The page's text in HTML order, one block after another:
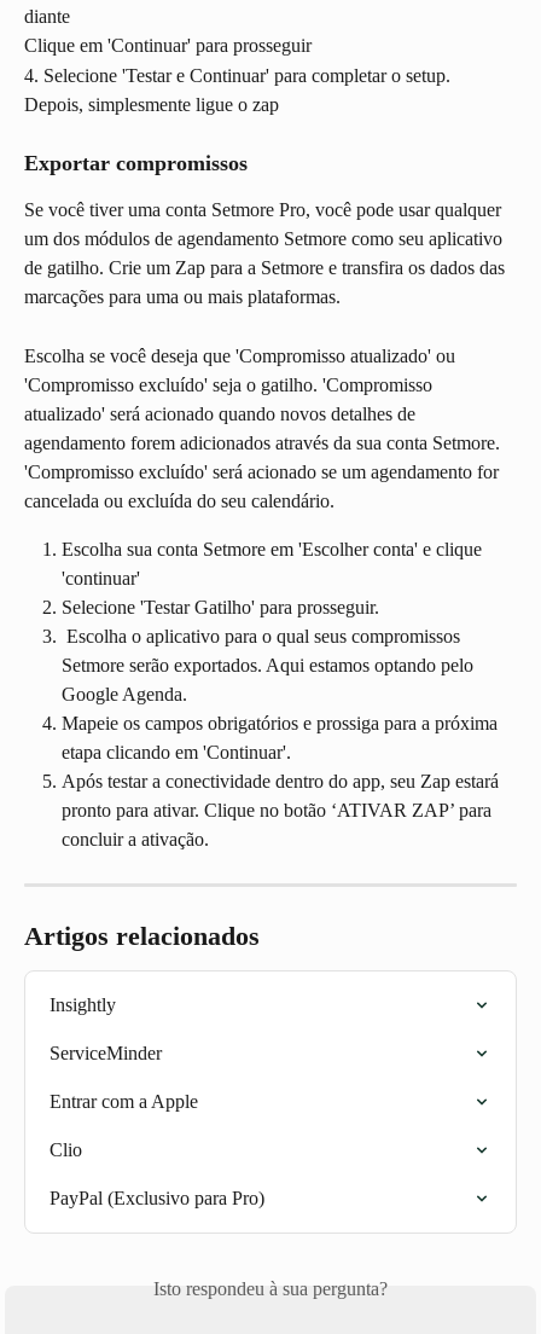
diante
Clique em 'Continuar' para prosseguir
4. Selecione 'Testar e Continuar' para completar o setup.
Depois, simplesmente ligue o zap
Exportar compromissos
Se você tiver uma conta Setmore Pro, você pode usar qualquer
um dos módulos de agendamento Setmore como seu aplicativo
de gatilho. Crie um Zap para a Setmore e transfira os dados das
marcações para uma ou mais plataformas.
Escolha se você deseja que 'Compromisso atualizado' ou
'Compromisso excluído' seja o gatilho. 'Compromisso
atualizado' será acionado quando novos detalhes de
agendamento forem adicionados através da sua conta Setmore.
'Compromisso excluído' será acionado se um agendamento for
cancelada ou excluída do seu calendário.
Escolha sua conta Setmore em 'Escolher conta' e clique
'continuar'
Selecione 'Testar Gatilho' para prosseguir.
Setmore serão exportados. Aqui estamos optando pelo
Google Agenda.
Mapeie os campos obrigatórios e prossiga para a próxima
etapa clicando em 'Continuar'.
Após testar a conectividade dentro do app, seu Zap estará
pronto para ativar. Clique no botão ‘ATIVAR ZAP’ para
concluir a ativação.
Artigos relacionados
Insightly
ServiceMinder
Entrar com a Apple
Clio
PayPal (Exclusivo para Pro)
Isto respondeu à sua pergunta?